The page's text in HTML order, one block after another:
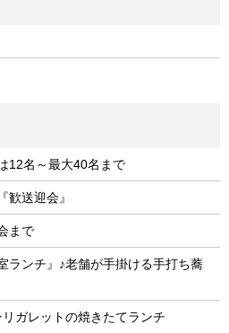
12名～最大40名まで
歓送迎会』
まで
ランチ』♪老舗が手掛ける手打ち蕎
ガレットの焼きたてランチ